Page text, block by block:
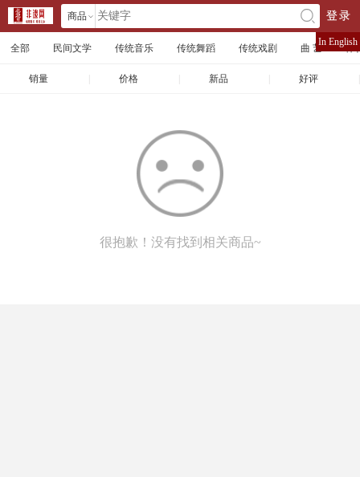
商品 󰄘 登录
全部 民间文学 传统音乐 传统舞蹈 传统戏剧 曲 艺 体
销量 价格 新品 好评
很抱歉！没有找到相关商品~
In English